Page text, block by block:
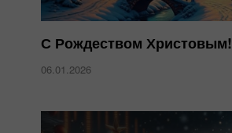
С Рождеством Христовым!
06.01.2026